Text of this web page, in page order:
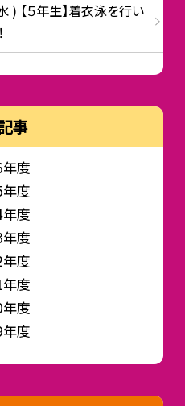
) 【５年生】着衣泳を行い
事
度
度
度
度
度
度
度
度